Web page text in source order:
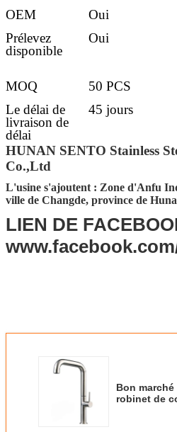
OEM
Oui
Prélevez
disponible
Oui
MOQ
50 PCS
Le délai de
livraison de
délai
d'exécution
45 jours
Détails de la
livraison
Port FOB
Tchang-cha,
Foshan
Emballage
Emballage
d'exportation
HUNAN SENTO Stainless
Co.,Ltd
L'usine s'ajoutent : Zone d'Anfu
ville de Changde, province de
LIEN DE
Bon
robinet de